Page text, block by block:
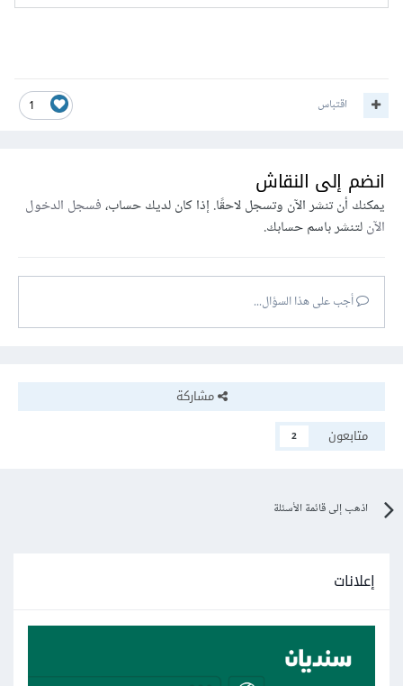
1 اقتباس
انضم إلى النقاش
يمكنك أن تنشر الآن وتسجل لاحقًا. إذا كان لديك حساب،فسجل الدخول
الآنلتنشر باسم حسابك.
أجب على هذا السؤال...
مشاركة
متابعون
2
اذهب إلى قائمة الأسئلة
إعلانات